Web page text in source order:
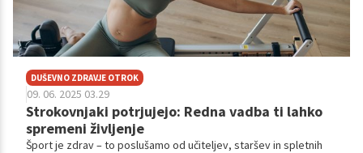
DUŠEVNO ZDRAVJE OTROK
09. 06. 2025 03.29
Strokovnjaki potrjujejo: Redna vadba ti lahko
spremeni življenje
Šport je zdrav – to poslušamo od učiteljev, staršev in spletnih